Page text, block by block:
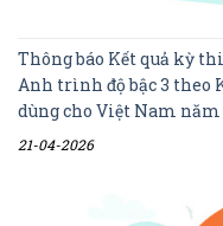
Thông báo Kết quả kỳ
Anh trình độ bậc 3 theo
dùng cho Việt Nam năm
21-04-2026